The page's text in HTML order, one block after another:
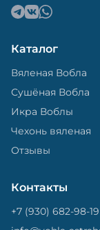
Каталог
Вяленая Вобла
Сушёная Вобла
Икра Воблы
Чехонь вяленая
Отзывы
Контакты
+7 (930) 682-98-19